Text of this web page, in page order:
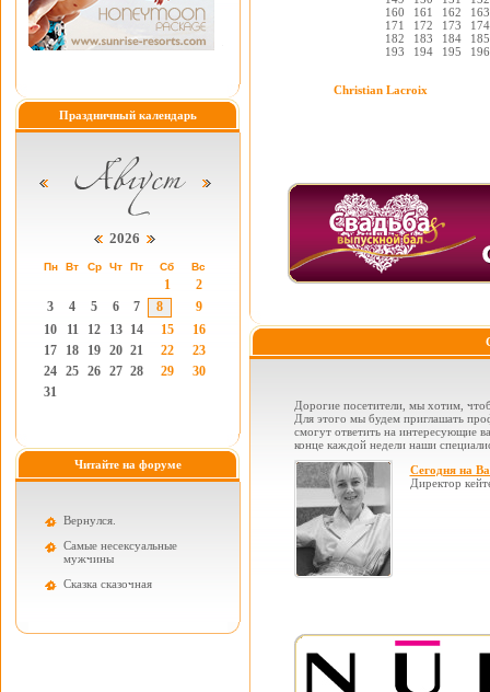
Праздничный календарь
2026
Пн Вт Ср Чт Пт Сб Вс
1
2
3
4 5 6 7 8
9
10
11 12 13 14 15
16
17
18 19 20 21 22
23
24 25 26 27 28 29
30
31
Читайте на форуме
Вернулся.
Самые несексуальные
мужчины
Cказка сказочная
160
161 162
163
171
172 173
174
182
183 184
185
193
194 195 196
Christian Lacroix
Дорогие посетители, мы хотим,
Для этого мы будем приглашать
смогут ответить на интересующие
конце каждой недели наши
Сегодня на
Директор